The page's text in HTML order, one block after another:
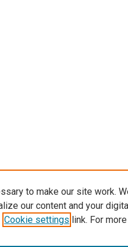
to make our site work.
our content and your
Cookie settings link. For